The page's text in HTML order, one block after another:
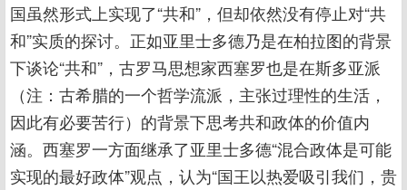
国虽然形式上实现了“共和”，但却依然没有停止对“共
和”实质的探讨。正如亚里士多德乃是在柏拉图的背景
下谈论“共和”，古罗马思想家西塞罗也是在斯多亚派
（注：古希腊的一个哲学流派，主张过理性的生活，
因此有必要苦行）的背景下思考共和政体的价值内
涵。西塞罗一方面继承了亚里士多德“混合政体是可能
实现的最好政体”观点，认为“国王以热爱吸引我们，贵